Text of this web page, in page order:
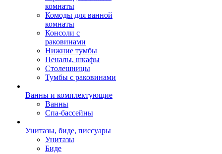
комнаты
Комоды для ванной
комнаты
Консоли с
раковинами
Нижние тумбы
Пеналы, шкафы
Столешницы
Тумбы с раковинами
Ванны и комплектующие
Ванны
Спа-бассейны
Унитазы, биде, писсуары
Унитазы
Биде